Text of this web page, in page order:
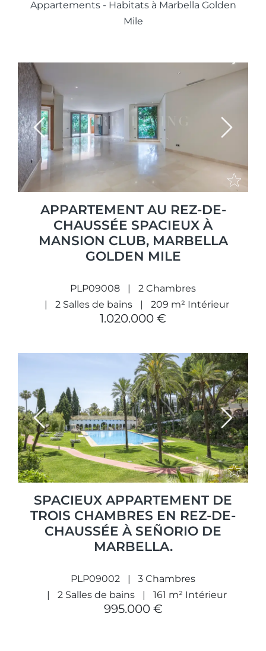
Appartements - Habitats à Marbella Golden
Mile
Previous Next
APPARTEMENT AU REZ-DE-
CHAUSSÉE SPACIEUX À
MANSION CLUB, MARBELLA
GOLDEN MILE
PLP09008
2 Chambres
2 Salles de bains
209 m² Intérieur
1.020.000 €
Previous Next
SPACIEUX APPARTEMENT DE
TROIS CHAMBRES EN REZ-DE-
CHAUSSÉE À SEÑORIO DE
MARBELLA.
PLP09002
3 Chambres
2 Salles de bains
161 m² Intérieur
995.000 €